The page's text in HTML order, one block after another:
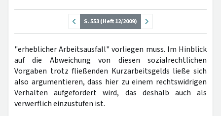
S. 553 (Heft 12/2009)
"erheblicher Arbeitsausfall" vorliegen muss. Im Hinblick
auf die Abweichung von diesen sozialrechtlichen
Vorgaben trotz fließenden Kurzarbeitsgelds ließe sich
also argumentieren, dass hier zu einem rechtswidrigen
Verhalten aufgefordert wird, das deshalb auch als
verwerflich einzustufen ist.